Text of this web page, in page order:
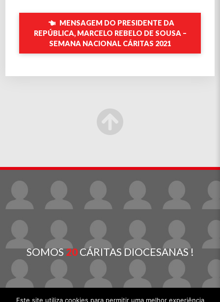
MENSAGEM DO PRESIDENTE DA
REPÚBLICA, MARCELO REBELO DE SOUSA –
SEMANA NACIONAL CÁRITAS 2021
SOMOS20CÁRITAS DIOCESANAS !
Este site utiliza cookies para permitir uma melhor experiência